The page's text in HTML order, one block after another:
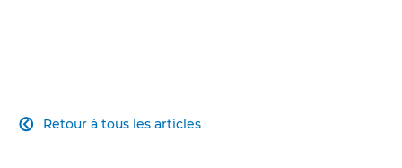
Retour à tous les articles
